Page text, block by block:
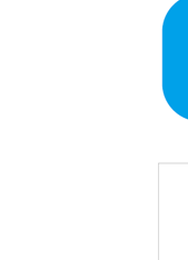
챗GPT
10 프
프레젠
슬라이
01 원
AI 영상